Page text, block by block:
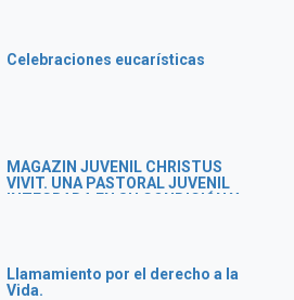
Celebraciones eucarísticas
MAGAZIN JUVENIL CHRISTUS
VIVIT. UNA PASTORAL JUVENIL
INTEGRADA EN SU CONDICIÓN Y
Llamamiento por el derecho a la
Vida.